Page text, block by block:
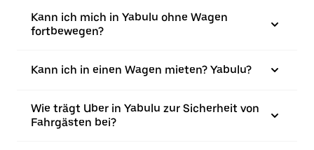
Kann ich mich in Yabulu ohne Wagen
fortbewegen?
Kann ich in einen Wagen mieten? Yabulu?
Wie trägt Uber in Yabulu zur Sicherheit von
Fahrgästen bei?